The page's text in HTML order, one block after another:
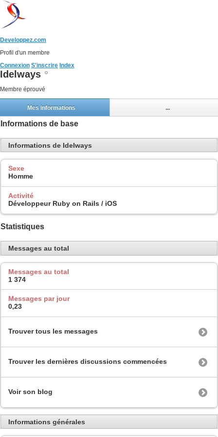
Developpez.com
Profil d'un membre
Connexion S'inscrire Index
Idelways
Membre éprouvé
Mes informations ...
Informations de base
Informations de Idelways
Sexe
Homme
Activité
Développeur Ruby on Rails / iOS
Statistiques
Messages au total
Messages au total
1 374
Messages par jour
0,23
Trouver tous les messages
Trouver les dernières discussions commencées
Voir son blog
Informations générales